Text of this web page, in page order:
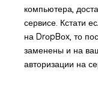
компьютера,
сервисе. Кстати
на DrоpBоx, то
заменены и на
авторизации на